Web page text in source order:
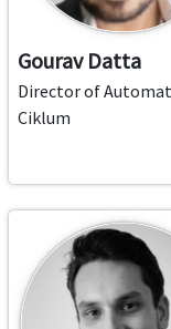
Gourav Datta
Director of
Ciklum